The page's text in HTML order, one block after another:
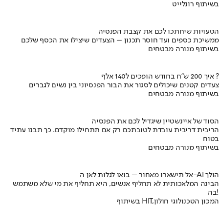
בשיתוף רונלייט
הטעויות שיחתכו לכם את קצבת הפנסיה
ממשיכת כספים ועד חוסר תכנון – הצעדים שיצילו את הכסף שלכם
בשיתוף מנורה מבטחים
איך 200 ש"ח בחודש הופכים ל140 אלף ?
צעדים קטנים שיכולים לסגור את הבור הפנסיוני בין נשים לגברים
בשיתוף מנורה מבטחים
הסוד של איינשטיין שיגדיל לכם את הפנסיה
הריבית דריבית עובדת לטובתכם רק אם תתחילו מוקדם. כך תבנו עתיד
בטוח
בשיתוף מנורה מבטחים
אל תישארו מאחור – בואו לגלות לאן ה-AI הולך
הבינה המלאכותית לא תחליף אנשים, היא תחליף את מי שלא משתמש
בה!
בשיתוף HIT,המכון הטכנולוגי חולון